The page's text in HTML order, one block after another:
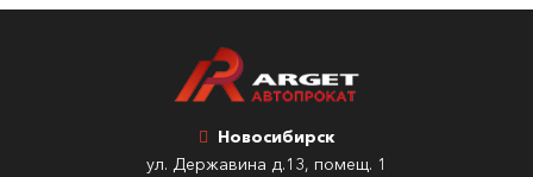
Новосибирск
ул. Державина д.13, помещ. 1